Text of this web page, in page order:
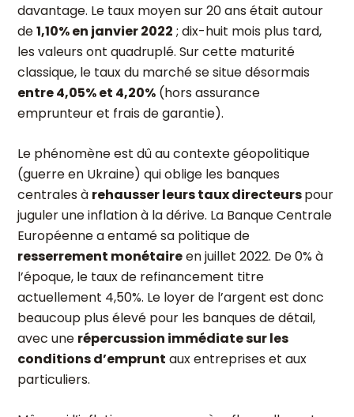
davantage. Le taux moyen sur 20 ans était autour
de1,10% en janvier 2022 ; dix-huit mois plus tard,
les valeurs ont quadruplé. Sur cette maturité
classique, le taux du marché se situe désormais
entre 4,05% et 4,20% (hors assurance
emprunteur et frais de garantie).
Le phénomène est dû au contexte géopolitique
(guerre en Ukraine) qui oblige les banques
centrales à rehausser leurs taux directeurspour
juguler une inflation à la dérive. La Banque Centrale
Européenne a entamé sa politique de
resserrement monétaireen juillet 2022. De 0% à
l’époque, le taux de refinancement titre
actuellement 4,50%. Le loyer de l’argent est donc
beaucoup plus élevé pour les banques de détail,
avec une répercussion immédiate sur les
conditions d’emprunt aux entreprises et aux
particuliers.